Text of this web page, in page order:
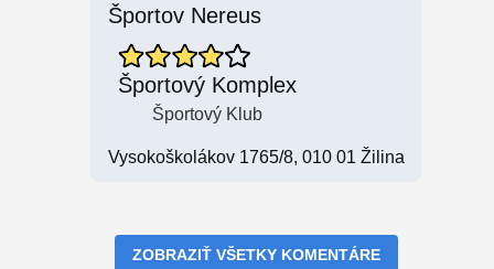
Športový Komplex
Športový Klub
Vysokoškolákov 1765/8, 010 01 Žilina
ZOBRAZIŤ VŠETKY KOMENTÁRE